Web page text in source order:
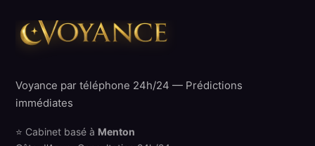
Voyance par téléphone 24h/24 — Prédictions
immédiates
⭐ Cabinet basé à Menton